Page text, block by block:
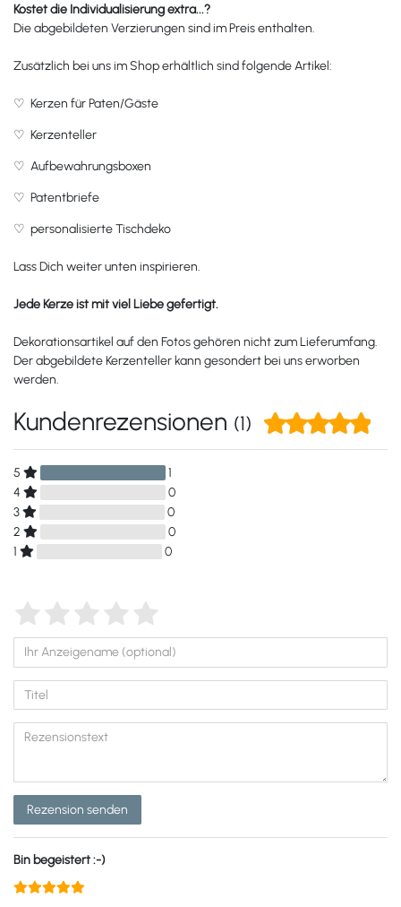
Kostet die Individualisierung extra...?
Die abgebildeten Verzierungen sind im Preis enthalten.
Zusätzlich bei uns im Shop erhältlich sind folgende Artikel:
♡ Kerzen für Paten/Gäste
♡ Kerzenteller
♡ Aufbewahrungsboxen
♡ Patentbriefe
♡ personalisierte Tischdeko
Lass Dich weiter unten inspirieren.
Jede Kerze ist mit viel Liebe gefertigt.
Dekorationsartikel auf den Fotos gehören nicht zum Lieferumfang.
Der abgebildete Kerzenteller kann gesondert bei uns erworben
werden.
Kundenrezensionen (1)
5
1
4
0
3
0
2
0
1
0
Rezension senden
Bin begeistert :-)